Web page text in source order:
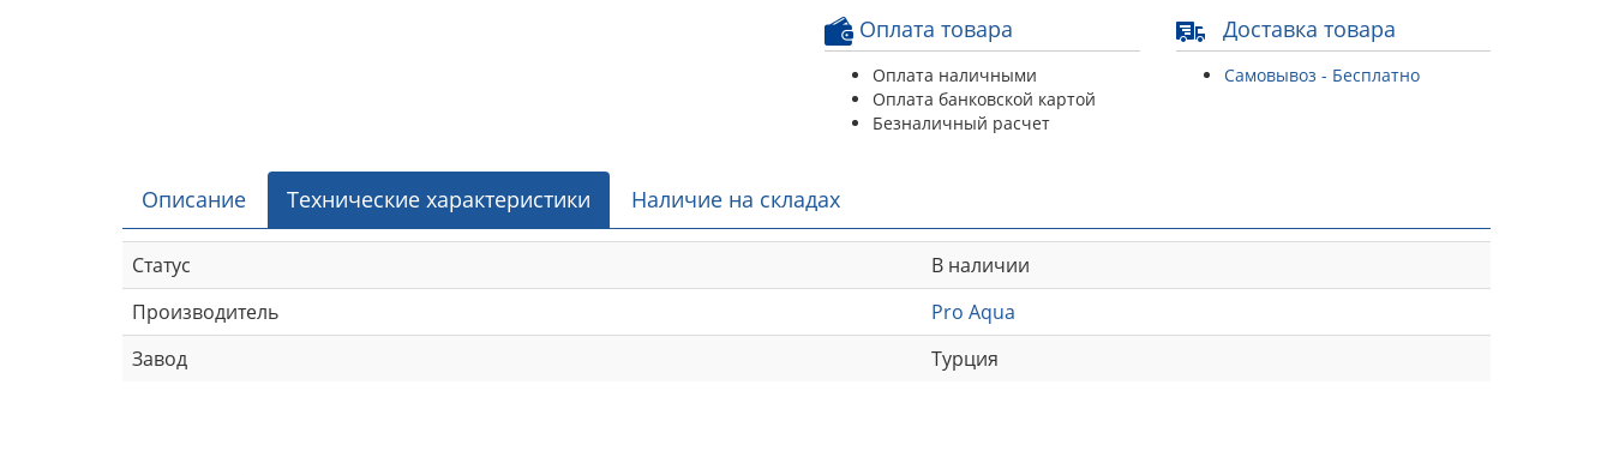
Оплата товара
Оплата наличными
Оплата банковской картой
Безналичный расчет
Доставка товара
Самовывоз - Бесплатно
Описание Технические характеристики Наличие на складах
Статус
В наличии
Производитель
Pro Aqua
Завод
Турция